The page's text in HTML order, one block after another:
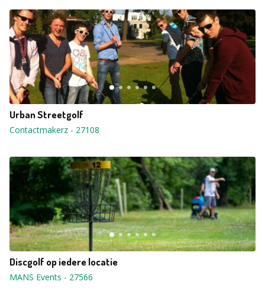
Urban Streetgolf
Contactmakerz - 27108
Discgolf op iedere locatie
MANS Events - 27566